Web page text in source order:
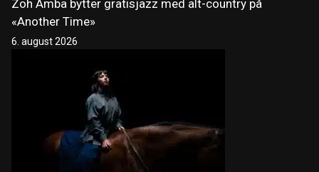
Zoh Amba bytter gratisjazz med alt-country på
«Another Time»
6. august 2026